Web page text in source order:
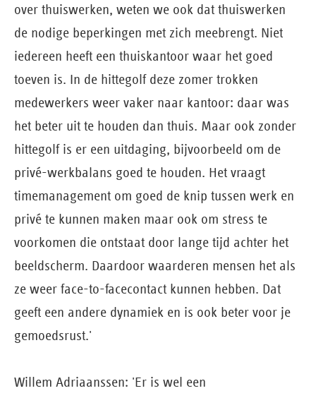
over thuiswerken, weten we ook dat thuiswerken
de nodige beperkingen met zich meebrengt. Niet
iedereen heeft een thuiskantoor waar het goed
toeven is. In de hittegolf deze zomer trokken
medewerkers weer vaker naar kantoor: daar was
het beter uit te houden dan thuis. Maar ook zonder
hittegolf is er een uitdaging, bijvoorbeeld om de
privé-werkbalans goed te houden. Het vraagt
timemanagement om goed de knip tussen werk en
privé te kunnen maken maar ook om stress te
voorkomen die ontstaat door lange tijd achter het
beeldscherm. Daardoor waarderen mensen het als
ze weer face-to-facecontact kunnen hebben. Dat
geeft een andere dynamiek en is ook beter voor je
gemoedsrust.'
Willem Adriaanssen: 'Er is wel een